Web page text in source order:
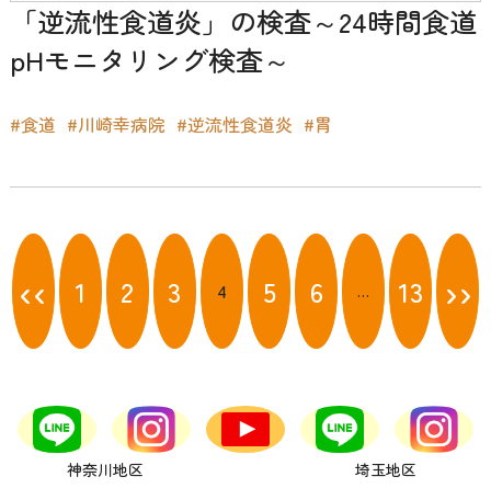
「逆流性食道炎」の検査～24時間食道
pHモニタリング検査～
#食道 #川崎幸病院 #逆流性食道炎 #胃
投
稿
ナ
ビ
ゲ
ョ
ン
‹‹ 1 2 3 4 5 6 … 13 ››
神奈川地区 埼玉地区